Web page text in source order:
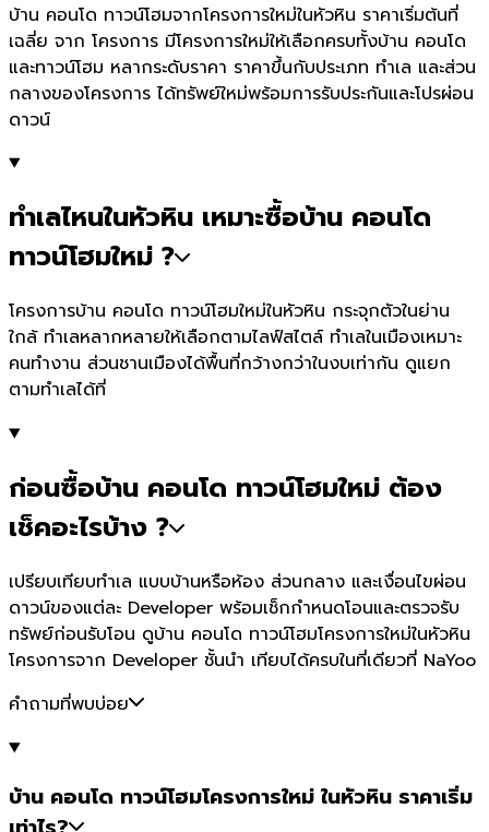
บ้าน คอนโด ทาวน์โฮมจากโครงการใหม่ในหัวหิน ราคาเริ่มต้นที่
เฉลี่ย จาก โครงการ มีโครงการใหม่ให้เลือกครบทั้งบ้าน คอนโด
และทาวน์โฮม หลากระดับราคา ราคาขึ้นกับประเภท ทำเล และส่วน
กลางของโครงการ ได้ทรัพย์ใหม่พร้อมการรับประกันและโปรผ่อน
ดาวน์
ทำเลไหนในหัวหิน เหมาะซื้อบ้าน คอนโด
ทาวน์โฮมใหม่ ?
โครงการบ้าน คอนโด ทาวน์โฮมใหม่ในหัวหิน กระจุกตัวในย่าน
ใกล้ ทำเลหลากหลายให้เลือกตามไลฟ์สไตล์ ทำเลในเมืองเหมาะ
คนทำงาน ส่วนชานเมืองได้พื้นที่กว้างกว่าในงบเท่ากัน ดูแยก
ตามทำเลได้ที่
ก่อนซื้อบ้าน คอนโด ทาวน์โฮมใหม่ ต้อง
เช็คอะไรบ้าง ?
เปรียบเทียบทำเล แบบบ้านหรือห้อง ส่วนกลาง และเงื่อนไขผ่อน
ดาวน์ของแต่ละ Developer พร้อมเช็กกำหนดโอนและตรวจรับ
ทรัพย์ก่อนรับโอน ดูบ้าน คอนโด ทาวน์โฮมโครงการใหม่ในหัวหิน
โครงการจาก Developer ชั้นนำ เทียบได้ครบในที่เดียวที่ NaYoo
คำถามที่พบบ่อย
บ้าน คอนโด ทาวน์โฮมโครงการใหม่ ในหัวหิน ราคาเริ่ม